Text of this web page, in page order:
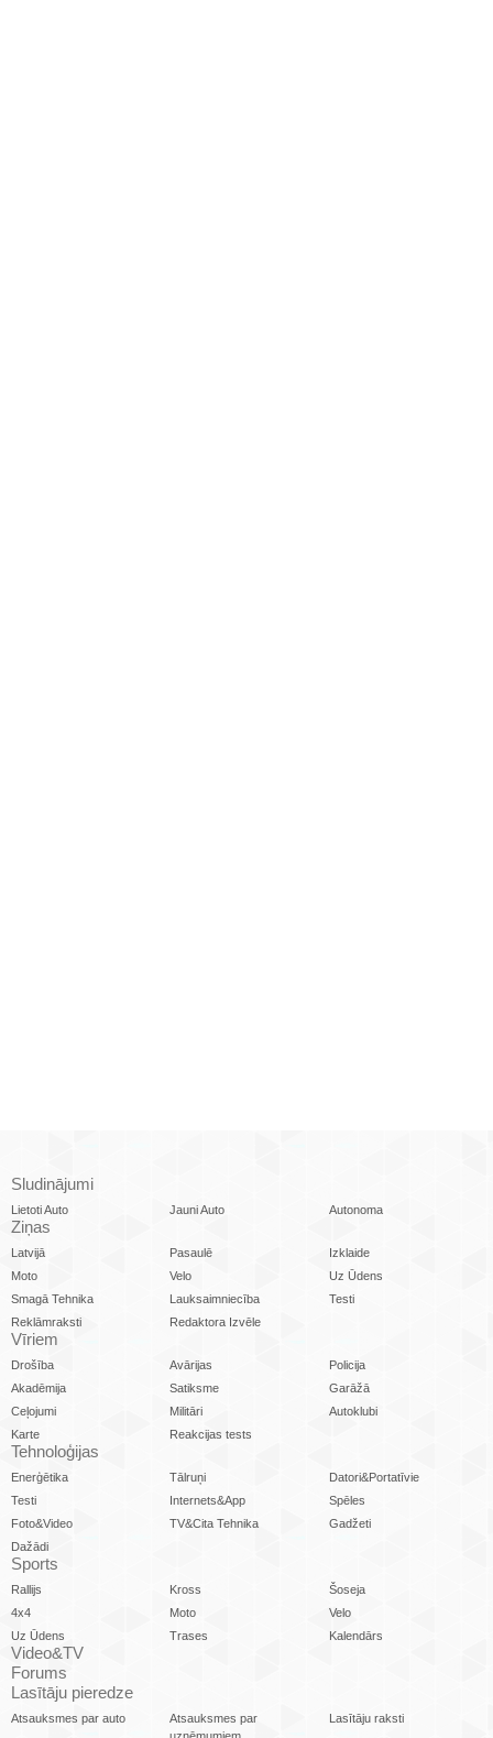
Sludinājumi
Lietoti Auto Jauni Auto Autonoma
Ziņas
Latvijā Pasaulē
Izklaide
Moto
Velo
Uz Ūdens
Smagā Tehnika
Lauksaimniecība
Testi
Reklāmraksti
Redaktora Izvēle
Vīriem
Drošība Avārijas
Policija
Akadēmija
Satiksme
Garāžā
Ceļojumi
Militāri
Autoklubi
Karte
Reakcijas tests
Tehnoloģijas
Enerģētika Tālruņi
Datori&Portatīvie
Testi
Internets&App
Spēles
Foto&Video
TV&Cita Tehnika
Gadžeti
Dažādi
Sports
Rallijs Kross
Šoseja
4x4
Moto
Velo
Uz Ūdens
Trases Kalendārs
Video&TV
Forums
Lasītāju pieredze
Atsauksmes par auto
Atsauksmes par
uzņēmumiem
Lasītāju raksti